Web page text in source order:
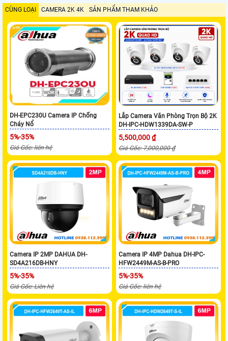
CÙNG LOẠI CAMERA 2K 4K SẢN PHẨM THAM KHẢO
DH-EPC230U Camera IP Chống
Cháy Nổ
5%-35%
Giá Gốc: liên hệ
Lắp Camera Văn Phòng Trọn Bộ 2K
DH-IPC-HDW1339DA-SW-P
5,500,000 ₫
Giá Gốc: 7,000,000 ₫
Camera IP 2MP DAHUA DH-
SD4A216DB-HNY
5%-35%
Giá Gốc: Liên hệ
Camera IP 4MP Dahua DH-IPC-
HFW2449M-AS-B-PRO
5%-35%
Giá Gốc: liên hệ